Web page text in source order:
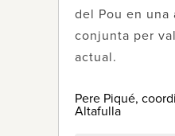
del Pou en una
conjunta per
actual.
Pere Piqué,
Altafulla